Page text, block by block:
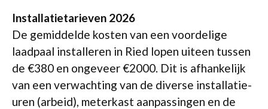
Installatietarieven 2026
De gemiddelde kosten van een voordelige
laadpaal installeren in Ried lopen uiteen tussen
de €380 en ongeveer €2000. Dit is afhankelijk
van een verwachting van de diverse installatie-
uren (arbeid), meterkast aanpassingen en de